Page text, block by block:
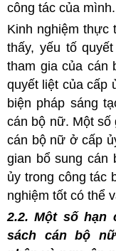
công tác của mình.
Kinh nghiệm thực
thấy, yếu tố
tham gia của cán
quyết liệt của cấp
biện pháp sáng
cán bộ nữ. Một số
cán bộ nữ ở cấp
gian bổ sung cán
ủy trong công tác
nghiệm tốt có thể
2.2. Một số hạn
sách cán bộ